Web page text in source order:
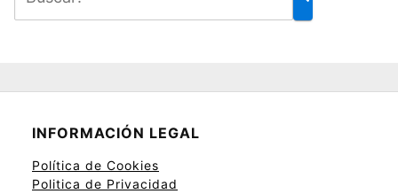
INFORMACIÓN LEGAL
Política de Cookies
Politica de Privacidad